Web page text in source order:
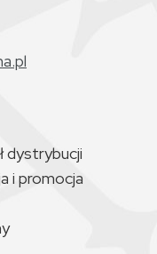
dystrybucji
i promocja